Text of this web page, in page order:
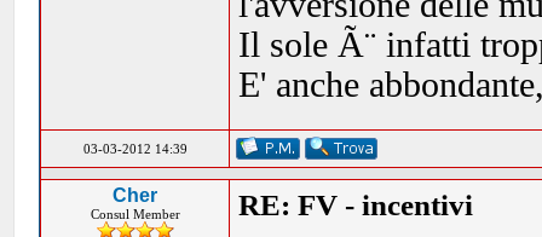
Il sole Ã¨ infatti
E' anche
03-03-2012 14:39
Cher
Consul Member RE: FV - incentivi